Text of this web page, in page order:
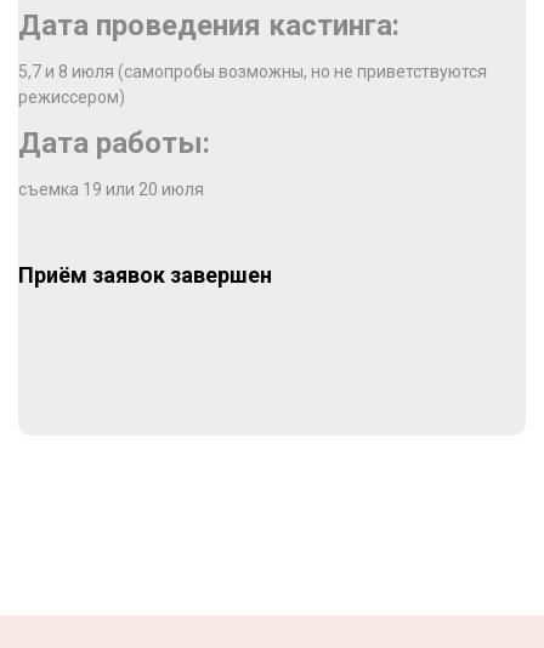
Дата проведения кастинга:
5,7 и 8 июля (самопробы возможны, но не приветствуются
режиссером)
Дата работы:
съемка 19 или 20 июля
Приём заявок завершен